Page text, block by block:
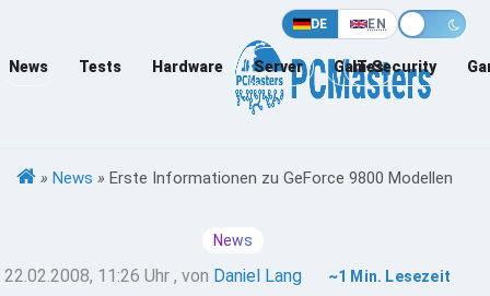
DE EN
News Tests Hardware Server Games
IT-Security
» News » Erste Informationen zu GeForce 9800 Modellen
News
22.02.2008, 11:26 Uhr , von Daniel Lang ~1 Min. Lesezeit